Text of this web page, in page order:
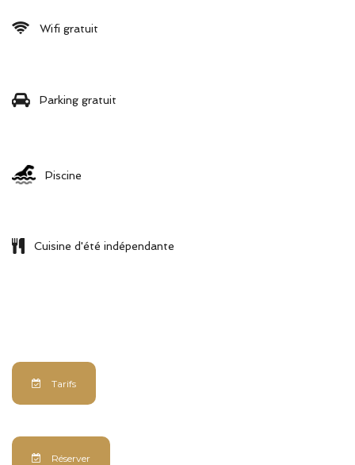
Wifi gratuit
Parking gratuit
Piscine
Cuisine d'été indépendante
Tarifs
Réserver